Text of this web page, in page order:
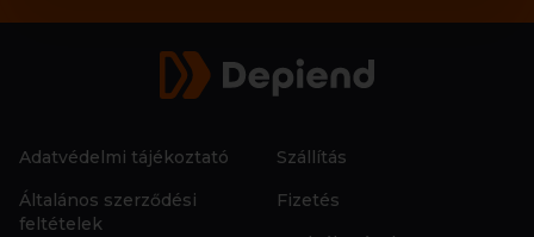
Adatvédelmi tájékoztató
Általános szerződési
feltételek
Szállítás
Fizetés